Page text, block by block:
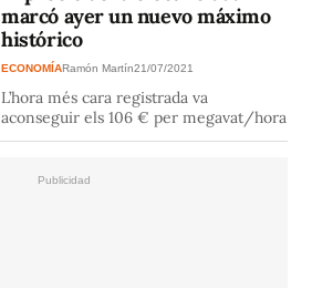
marcó ayer un nuevo máximo
histórico
ECONOMÍARamón Martín21/07/2021
L’hora més cara registrada va
aconseguir els 106 € per megavat/hora